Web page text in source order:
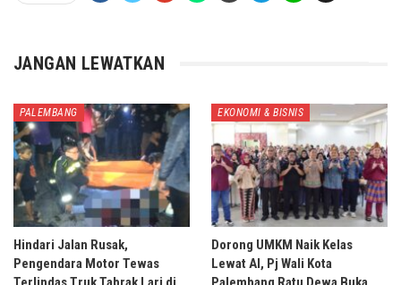
JANGAN LEWATKAN
PALEMBANG
Hindari Jalan Rusak,
Pengendara Motor Tewas
EKONOMI & BISNIS
Dorong UMKM Naik Kelas
Lewat AI, Pj Wali Kota